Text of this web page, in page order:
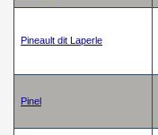
Pineault dit Laperle
Pinel